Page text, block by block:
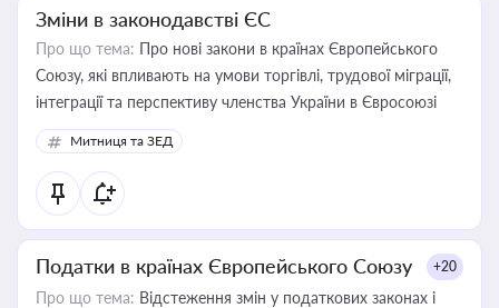
Зміни в законодавстві ЄС
Про що тема: Про нові закони в країнах Європейського
Союзу, які впливають на умови торгівлі, трудової міграції,
інтеграції та перспективу членства України в Євросоюзі
Митниця та ЗЕД
Податки в країнах Європейського Союзу +20
Про що тема: Відстеження змін у податкових законах і